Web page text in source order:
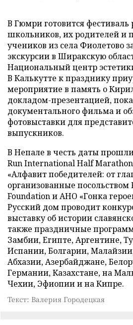
В Гюмри готовится фестиваль
школьников, их родителей и
учеников из села Фиолетово
экскурсии в Ширакскую
Национальный центр
В Калькутте к празднику
мероприятие в память о
докладом-презентацией,
документального фильма и
фотовыставки для
выпускников.
В Непале в честь даты
Run International Half
«Алфавит победителей: от
организованные посольством
Foundation и АНО «Гонка
Русский дом проводит
выставку об истории
также праздничные
Замбии, Египте, Аргентине,
Испании, Болгарии,
Абхазии, Азербайджане,
Германии, Казахстане, на
Чехии, Эфиопии и на Кипре.
Текст: Валерия Городецкая